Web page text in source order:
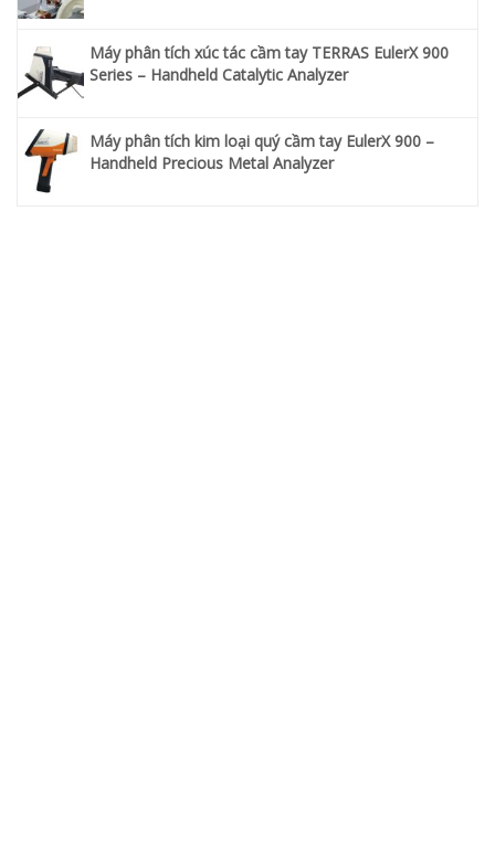
Máy phân tích xúc tác cầm tay TERRAS EulerX 900
Series – Handheld Catalytic Analyzer
Máy phân tích kim loại quý cầm tay EulerX 900 –
Handheld Precious Metal Analyzer